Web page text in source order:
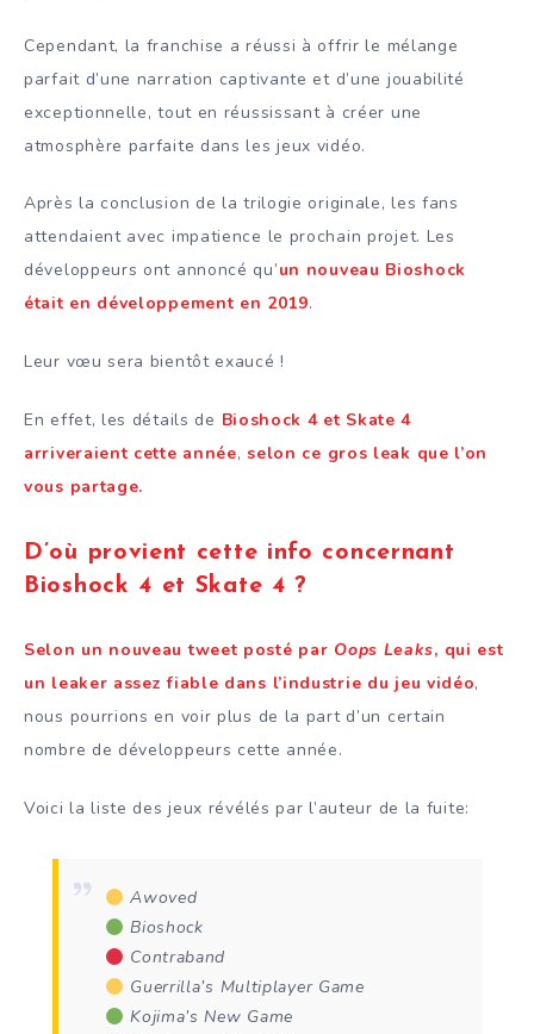
Cependant, la franchise a réussi à offrir le mélange
parfait d’une narration captivante et d’une jouabilité
exceptionnelle, tout en réussissant à créer une
atmosphère parfaite dans les jeux vidéo.
Après la conclusion de la trilogie originale, les fans
attendaient avec impatience le prochain projet. Les
développeurs ont annoncé qu’un nouveau Bioshock
était en développement en 2019.
Leur vœu sera bientôt exaucé !
En effet, les détails de Bioshock 4 et Skate 4
arriveraient cette année, selon ce gros leak que l’on
vous partage.
D’où provient cette info concernant
Bioshock 4 et Skate 4 ?
Selon un nouveau tweet posté par Oops Leaks, qui est
un leaker assez fiable dans l’industrie du jeu vidéo,
nous pourrions en voir plus de la part d’un certain
nombre de développeurs cette année.
Voici la liste des jeux révélés par l’auteur de la fuite:
Awoved
Bioshock
Contraband
Guerrilla’s Multiplayer Game
Kojima’s New Game